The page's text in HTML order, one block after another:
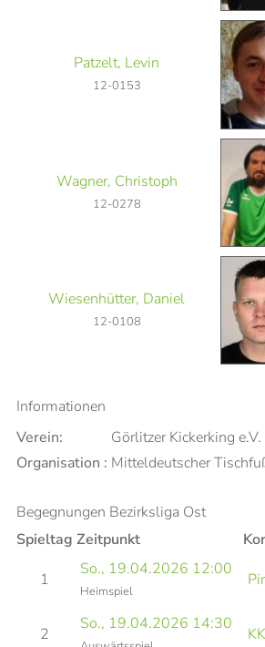
Patzelt, Levin
12-0153
Wagner, Christoph
12-0278
Wiesenhütter, Daniel
12-0108
Informationen
Verein:
Görlitzer Kickerking e.V.
Organisation : Mitteldeutscher
Begegnungen Bezirksliga Ost
Spieltag Zeitpunkt
1
So., 19.04.2026 12:00
Heimspiel
2
So., 19.04.2026 14:30